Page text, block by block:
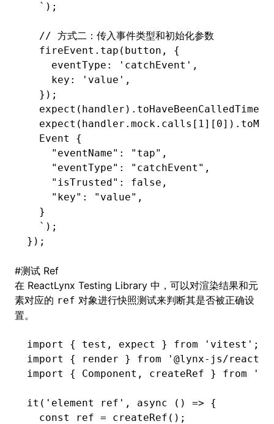
  `
);
  // 方式二：传入事件类型和初始化参数
  fireEvent
.tap (button ,
{
    eventType
: 'catchEvent' ,
    key
: 'value' ,
  });
  expect
(handler) .toHaveBeenCalledTimes
  expect
( handler . mock.calls[ 1][ 0])
  Event {
    "eventName": "tap",
    "eventType": "catchEvent",
    "isTrusted": false,
    "key": "value",
  }
  `
);
});
#测试 Ref
在 ReactLynx Testing Library 中，可以对渲染结果和元
素对应的 ref 对象进行快照测试来判断其是否被正确设
置。
import { test , expect } from 'vitest' ;
import
{ render } from '@lynx-js/
import
{ Component , createRef } from
it ( 'element ref' , async () => {
  const
ref = createRef ();